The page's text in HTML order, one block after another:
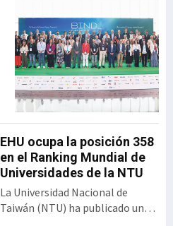
EHU ocupa la posición 358
en el Ranking Mundial de
Universidades de la NTU
La Universidad Nacional de
Taiwán (NTU) ha publicado una